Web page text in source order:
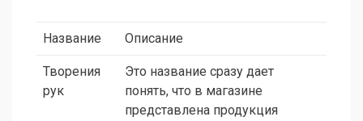
Название Описание
Творения
рук
Это название сразу дает
понять, что в магазине
представлена продукция